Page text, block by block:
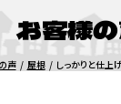
お客様
声 屋根 しっかりと仕上